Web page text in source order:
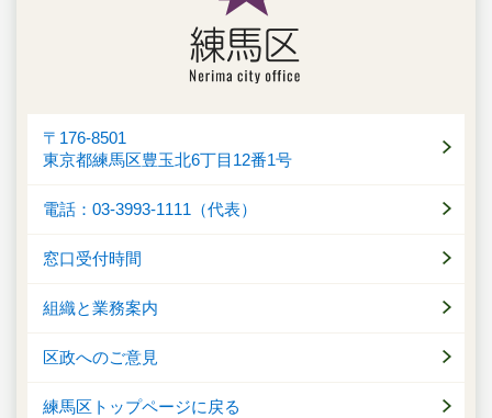
〒176-8501
東京都練馬区豊玉北6丁目12番1号
電話：03-3993-1111（代表）
窓口受付時間
組織と業務案内
区政へのご意見
練馬区トップページに戻る